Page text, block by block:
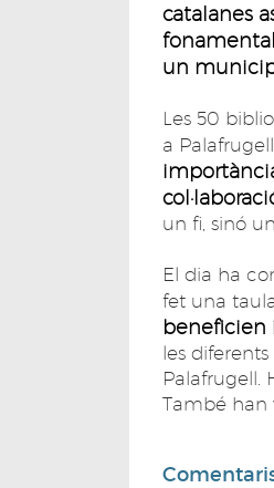
catalanes
un
Les 50
a
un fi, sinó
El dia ha
fet una
beneficien
les
Palafrugell.
També han